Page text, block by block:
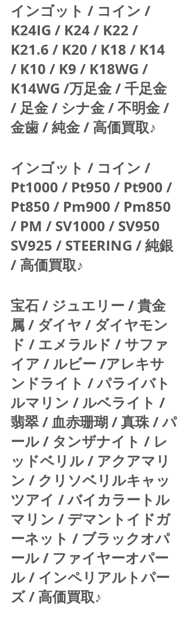
インゴット / コイン /
K24IG / K24 / K22 /
K21.6 / K20 / K18 / K14
/ K10 / K9 / K18WG /
K14WG /万足金 / 千足金
/ 足金 / シナ金 / 不明金 /
金歯 / 純金 / 高価買取♪
インゴット / コイン /
Pt1000 / Pt950 / Pt900 /
Pt850 / Pm900 / Pm850
/ PM / SV1000 / SV950
SV925 / STEERING / 純銀
/ 高価買取♪
宝石 / ジュエリー / 貴金
属 / ダイヤ / ダイヤモン
ド / エメラルド / サファ
イア / ルビー /アレキサ
ンドライト / パライバト
ルマリン / ルベライト /
翡翠 / 血赤珊瑚 / 真珠 / パ
ール / タンザナイト / レ
ッドベリル / アクアマリ
ン / クリソベリルキャッ
ツアイ / バイカラートル
マリン / デマントイドガ
ーネット / ブラックオパ
ール / ファイヤーオパー
ル / インペリアルトパー
ズ / 高価買取♪